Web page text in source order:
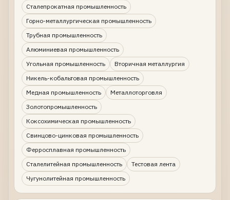
Сталепрокатная промышленность
Горно-металлургическая промышленность
Трубная промышленность
Алюминиевая промышленность
Угольная промышленность
Вторичная металлургия
Никель-кобальтовая промышленность
Медная промышленность
Металлоторговля
Золотопромышленность
Коксохимическая промышленность
Свинцово-цинковая промышленность
Ферросплавная промышленность
Сталелитейная промышленность
Тестовая лента
Чугунолитейная промышленность